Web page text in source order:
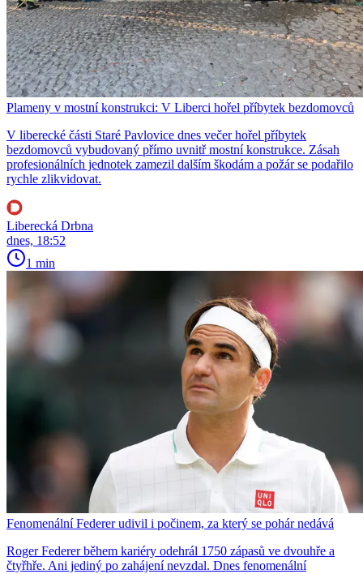
Plameny v mostní konstrukci: V Liberci hořel příbytek bezdomovců
V liberecké části Staré Pavlovice dnes večer hořel příbytek
bezdomovců vybudovaný přímo uvnitř mostní konstrukce. Zásah
profesionálních jednotek zamezil dalším škodám a požár se podařilo
rychle zlikvidovat.
Liberecká Drbna
dnes, 18:52
1 min
Fenomenální Federer udivil i počinem, za který se pohár nedává
Roger Federer během kariéry odehrál 1750 zápasů ve dvouhře a
čtyřhře. Ani jediný po zahájení nevzdal. Dnes fenomenální